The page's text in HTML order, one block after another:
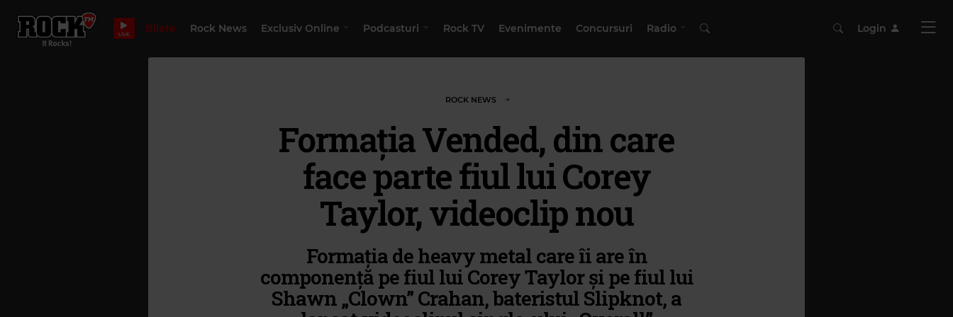
LIVE Bilete Rock News Exclusiv Online Podcasturi Rock TV Evenimente Concursuri Radio Login
ROCK NEWS
Formația Vended, din care
face parte fiul lui Corey
Taylor, videoclip nou
Formația de heavy metal care îi are în
componență pe fiul lui Corey Taylor și pe fiul lui
Shawn „Clown” Crahan, bateristul Slipknot, a